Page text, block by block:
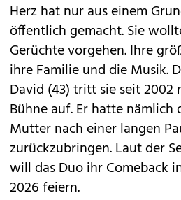
Herz hat nur aus einem
öffentlich gemacht. Sie
Gerüchte vorgehen. Ihre
ihre Familie und die Musik.
David (43) tritt sie seit 2002
Bühne auf. Er hatte nämlich
Mutter nach einer langen
zurückzubringen. Laut der
will das Duo ihr Comeback
2026 feiern.